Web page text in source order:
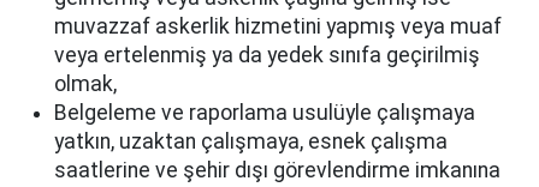
muvazzaf askerlik hizmetini yapmış veya muaf
veya ertelenmiş ya da yedek sınıfa geçirilmiş
olmak,
Belgeleme ve raporlama usulüyle çalışmaya
yatkın, uzaktan çalışmaya, esnek çalışma
saatlerine ve şehir dışı görevlendirme imkanına